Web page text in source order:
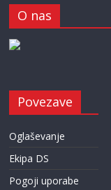
O nas
Povezave
Oglaševanje
Ekipa DS
Pogoji uporabe